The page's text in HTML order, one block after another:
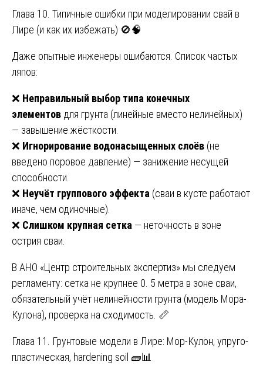
Глава 10. Типичные ошибки при моделировании свай в
Лире (и как их избежать) 🚫🧠
Даже опытные инженеры ошибаются. Список частых
ляпов:
❌ Неправильный выбор типа конечных
элементов для грунта (линейные вместо нелинейных)
— завышение жёсткости.
❌ Игнорирование водонасыщенных слоёв (не
введено поровое давление) — занижение несущей
способности.
❌ Неучёт группового эффекта (сваи в кусте работают
иначе, чем одиночные).
❌ Слишком крупная сетка — неточность в зоне
острия сваи.
В АНО «Центр строительных экспертиз» мы следуем
регламенту: сетка не крупнее 0. 5 метра в зоне сваи,
обязательный учёт нелинейности грунта (модель Мора-
Кулона), проверка на сходимость. 📏
Глава 11. Грунтовые модели в Лире: Мор-Кулон, упруго-
пластическая, hardening soil 🧱📊